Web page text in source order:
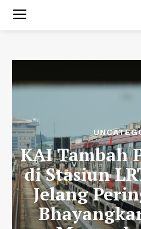
KAI Tambah
di Stasiun
Jelang